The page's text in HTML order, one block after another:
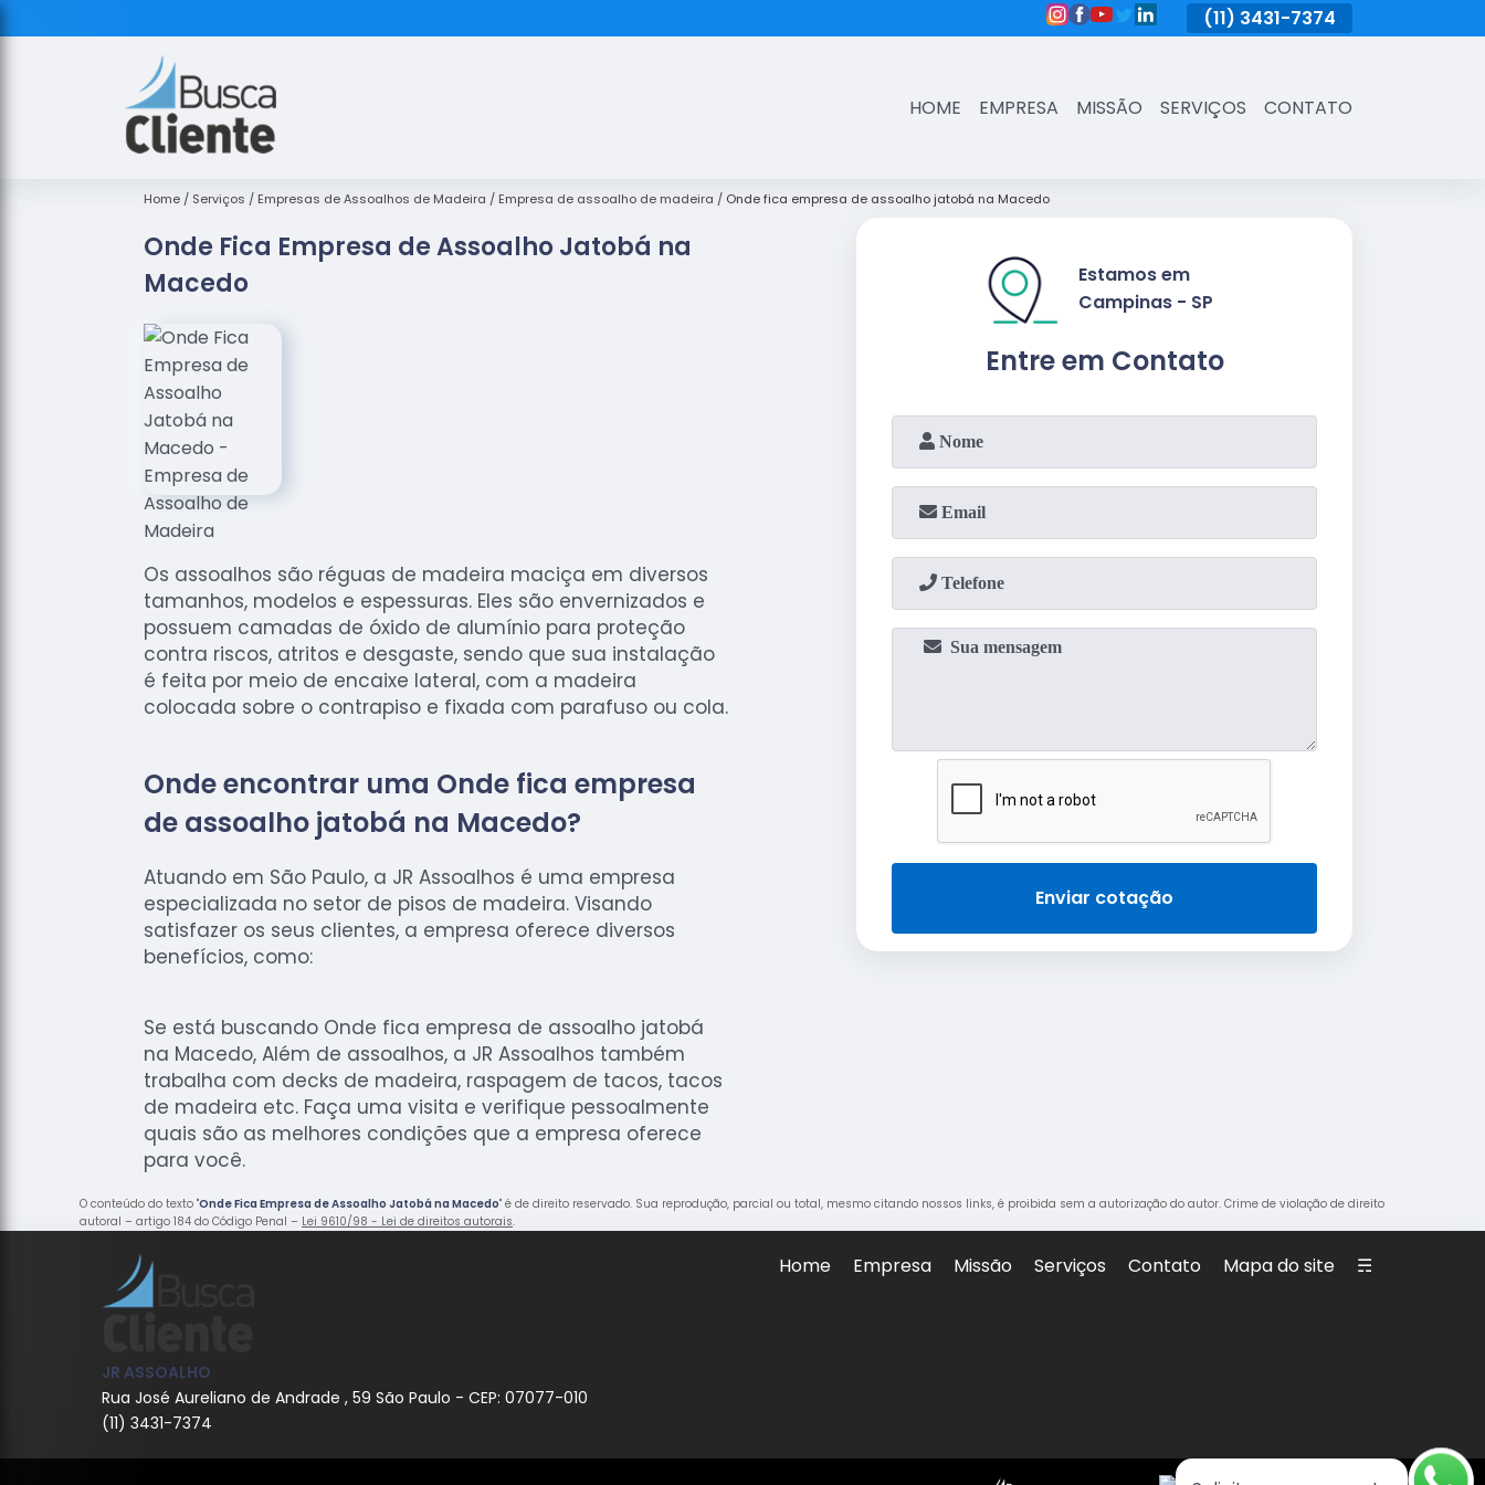
3431-7374 (11) 3431-7374
HOME EMPRESA MISSÃO SERVIÇOS CONTATO
Home Serviços Empresas de Assoalhos de Madeira Empresa de assoalho de madeira Onde fica empresa de assoalho jatobá na Macedo
Onde Fica Empresa de Assoalho Jatobá na
Macedo
Os assoalhos são réguas de madeira maciça em diversos
tamanhos, modelos e espessuras. Eles são envernizados e
possuem camadas de óxido de alumínio para proteção
contra riscos, atritos e desgaste, sendo que sua instalação
é feita por meio de encaixe lateral, com a madeira
colocada sobre o contrapiso e fixada com parafuso ou cola.
Onde encontrar uma Onde fica empresa
de assoalho jatobá na Macedo?
Atuando em São Paulo, a JR Assoalhos é uma empresa
especializada no setor de pisos de madeira. Visando
satisfazer os seus clientes, a empresa oferece diversos
benefícios, como:
Se está buscando Onde fica empresa de assoalho jatobá
na Macedo, Além de assoalhos, a JR Assoalhos também
trabalha com decks de madeira, raspagem de tacos, tacos
de madeira etc. Faça uma visita e verifique pessoalmente
quais são as melhores condições que a empresa oferece
para você.
Entre em Contato
Estamos em
Campinas - SP
Enviar cotação
O conteúdo do texto "Onde Fica Empresa de Assoalho Jatobá na Macedo" é de direito reservado. Sua reprodução, parcial ou total, mesmo citando nossos links, é proibida sem a autorização do autor. Crime de violação de direito
autoral – artigo 184 do Código Penal – Lei 9610/98 - Lei de direitos autorais.
JR ASSOALHO
Rua José Aureliano de Andrade , 59 São Paulo - CEP: 07077-010
(11) 3431-7374
Home Empresa Missão Serviços Contato Mapa do site ☴